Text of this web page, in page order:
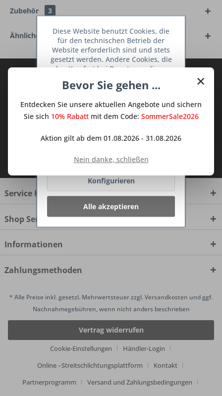
Zubehör 3
Ähnliche Artikel
TraumKüche Newsletter und verpassen
dem Traum Küchen - Shop.
zur Kenntnis genommen.
Service Hotline
Shop Service
Informationen
Zahlungsmethoden
* Alle Preise inkl. gesetzl. Mehrwertsteuer zzgl.Versandkosten und ggf.
Nachnahmegebühren, wenn nicht anders beschrieben
Vertrag widerrufen
Cookie-Einstellungen
Händler-Login
Online –Streitschlichtungsplattform
Kontakt
Partnerprogramm
Versand und Zahlungsbedingungen
×
Bevor Sie gehen ...
Entdecken Sie unsere aktuellen Angebote und sichern
Sie sich 10% Rabattmit dem Code: SommerSale2026
Aktion gilt ab dem 01.08.2026 - 31.08.2026
Nein danke, schließen
Diese Website benutzt Cookies, die
für den technischen Betrieb der
Website erforderlich sind und stets
gesetzt werden. Andere Cookies, die
den Komfort bei Benutzung dieser
dienen oder die Interaktion mit
Netzwerken vereinfachen sollen,
werden nur mit Ihrer Zustimmung
Ablehnen
Konfigurieren
Alle akzeptieren